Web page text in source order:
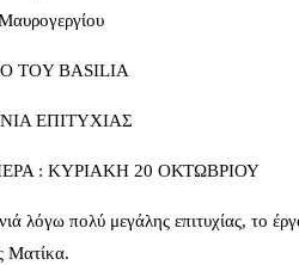
ΕΠΙΤΥΧΙΑΣ
: ΚΥΡΙΑΚΗ 20 ΟΚΤΩΒΡΙΟΥ
πολύ μεγάλης επιτυχίας, το
Ματίκα.